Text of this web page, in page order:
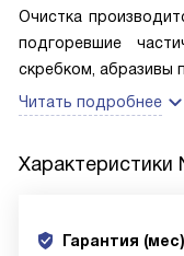
Очистка
подгоревшие
скребком, абразивы
Читать подробнее
Характеристики
Гарантия (мес)